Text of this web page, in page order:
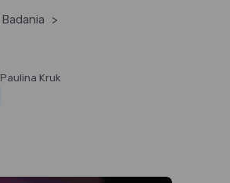
Badania >
Paulina Kruk